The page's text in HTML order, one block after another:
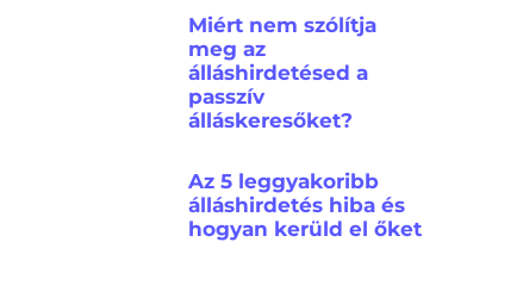
Miért nem szólítja
meg az
álláshirdetésed a
passzív
álláskeresőket?
Az 5 leggyakoribb
álláshirdetés hiba és
hogyan kerüld el őket